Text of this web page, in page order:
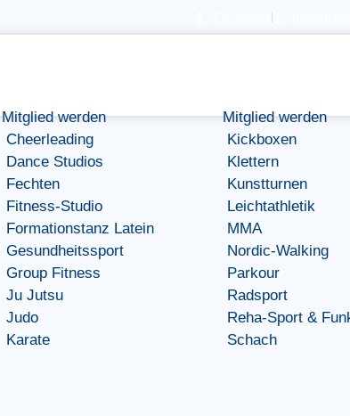
Mitglied werden
Cheerleading
Dance Studios
Fechten
Fitness-Studio
Formationstanz Latein
Gesundheitssport
Group Fitness
Ju Jutsu
Judo
Karate
Mitglied werden
Kickboxen
Klettern
Kunstturnen
Leichtathletik
MMA
Nordic-Walking
Parkour
Radsport
Reha-Sport &
Schach